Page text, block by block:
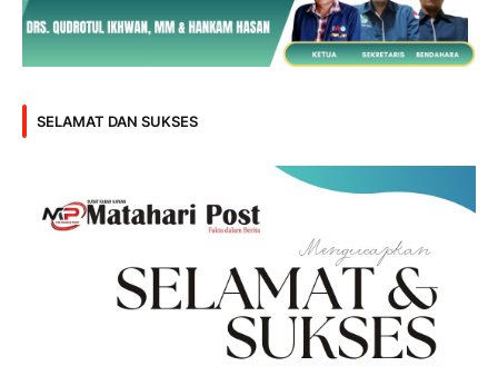
SELAMAT DAN SUKSES